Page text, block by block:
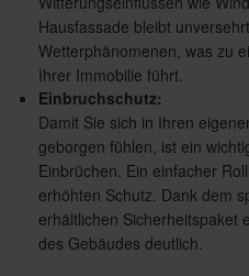
Hausfassade bleibt
Wetterphänomenen, was zu
Ihrer Immobilie führt.
Einbruchschutz:
Damit Sie sich in Ihren
geborgen fühlen, ist ein
Einbrüchen. Ein einfacher
erhöhten Schutz. Dank dem
erhältlichen Sicherheitspaket
des Gebäudes deutlich.